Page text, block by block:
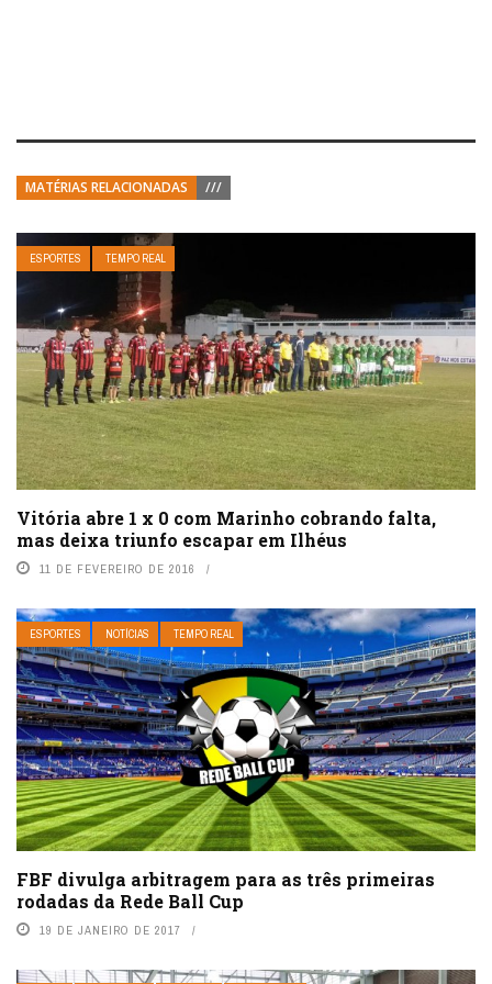
MATÉRIAS RELACIONADAS ///
ESPORTES TEMPO REAL
Vitória abre 1 x 0 com Marinho cobrando falta,
mas deixa triunfo escapar em Ilhéus
11 DE FEVEREIRO DE 2016
ESPORTES NOTÍCIAS TEMPO REAL
FBF divulga arbitragem para as três primeiras
rodadas da Rede Ball Cup
19 DE JANEIRO DE 2017